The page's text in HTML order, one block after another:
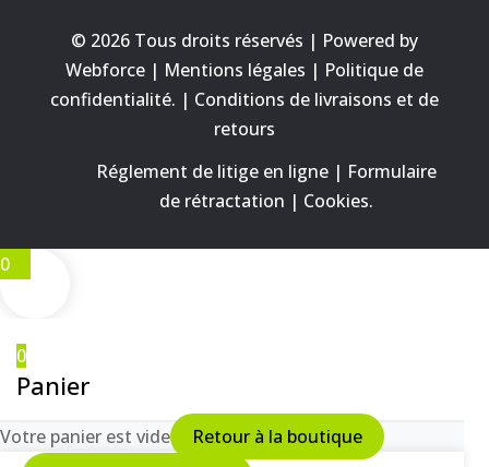
© 2026 Tous droits réservés | Powered by
Webforce | Mentions légales | Politique de
confidentialité. | Conditions de livraisons et de
retours
Réglement de litige en ligne| Formulaire
de rétractation | Cookies.
0
0
Panier
Votre panier est vide Retour à la boutique